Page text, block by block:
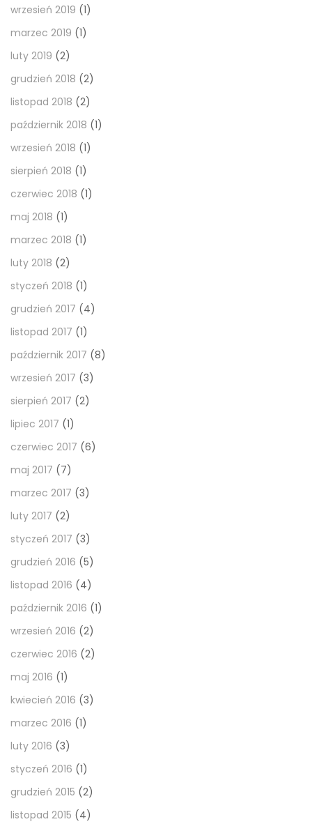
wrzesień 2019 (1)
marzec 2019 (1)
luty 2019 (2)
grudzień 2018 (2)
listopad 2018 (2)
październik 2018 (1)
wrzesień 2018 (1)
sierpień 2018 (1)
czerwiec 2018 (1)
maj 2018 (1)
marzec 2018 (1)
luty 2018 (2)
styczeń 2018 (1)
grudzień 2017 (4)
listopad 2017 (1)
październik 2017 (8)
wrzesień 2017 (3)
sierpień 2017 (2)
lipiec 2017 (1)
czerwiec 2017 (6)
maj 2017 (7)
marzec 2017 (3)
luty 2017 (2)
styczeń 2017 (3)
grudzień 2016 (5)
listopad 2016 (4)
październik 2016 (1)
wrzesień 2016 (2)
czerwiec 2016 (2)
maj 2016 (1)
kwiecień 2016 (3)
marzec 2016 (1)
luty 2016 (3)
styczeń 2016 (1)
grudzień 2015 (2)
listopad 2015 (4)